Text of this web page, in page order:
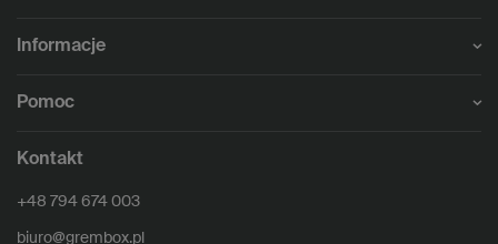
Informacje
Pomoc
Kontakt
+48 794 674 003
biuro@grembox.pl